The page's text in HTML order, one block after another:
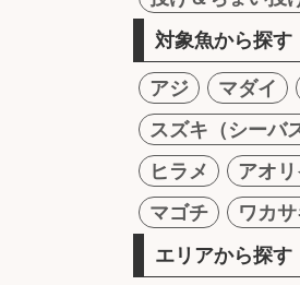
対象魚から探す
アジ マダイ
スズキ（シーバ
ヒラメ
アオ
マゴチ
ワカ
エリアから探す